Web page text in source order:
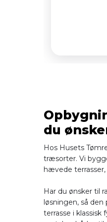
du
Hos Husets
træsorter. Vi
hævede
Har du ønsker til
løsningen, så
terrasse i